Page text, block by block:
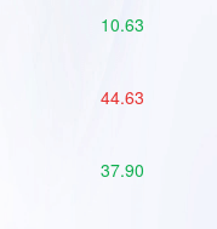
10.63
44.63
37.90